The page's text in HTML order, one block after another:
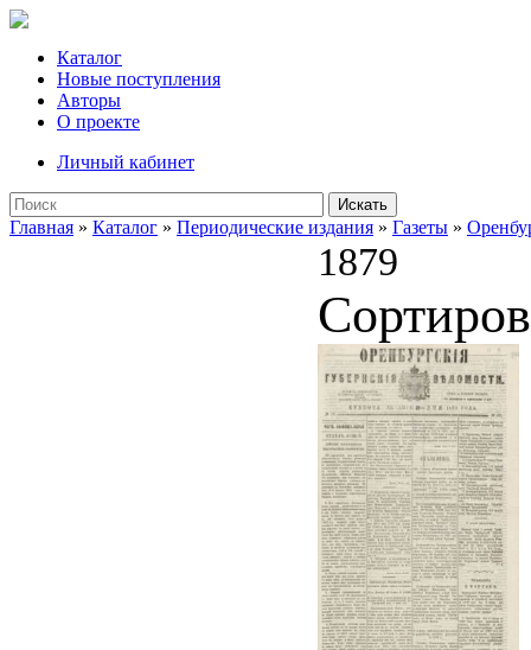
Каталог
Новые поступления
Авторы
О проекте
Личный кабинет
Искать
Главная » Каталог » Периодические издания » Газеты »
1879